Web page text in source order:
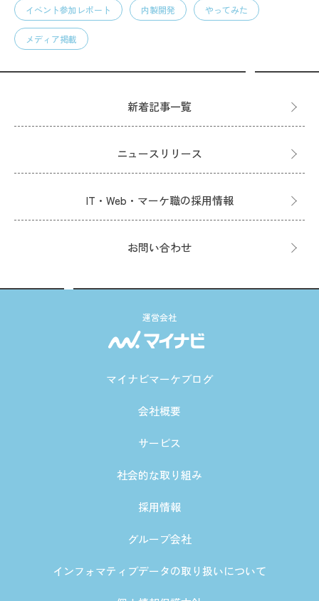
イベント参加レポート 内製開発 やってみた
メディア掲載
新着記事一覧
ニュースリリース
IT・Web・マーケ職の採用情報
お問い合わせ
運営会社
マイナビマーケブログ
会社概要
サービス
社会的な取り組み
採用情報
グループ会社
インフォマティブデータの取り扱いについて